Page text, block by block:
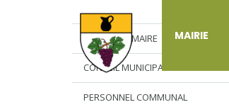
MAIRIE
L’EDITO DU MAIRE
CONSEIL MUNICIPAL
PERSONNEL COMMUNAL